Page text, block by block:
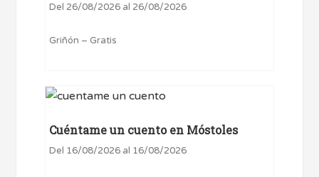
Del 26/08/2026 al 26/08/2026
Griñón – Gratis
Cuéntame un cuento en Móstoles
Del 16/08/2026 al 16/08/2026